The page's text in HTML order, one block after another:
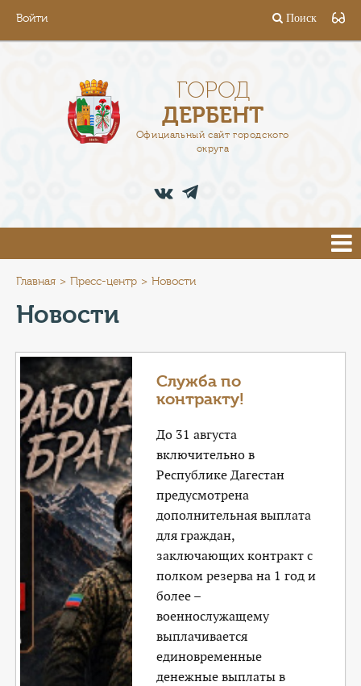
Войти Поиск
ГОРОД
ДЕРБЕНТ
Официальный сайт городского
округа
АДМИНИСТРАЦИЯ
ПРЕСС-ЦЕНТР
ТУРИСТАМ
КОНТАКТЫ
ТАРИФЫ
ГЕРОИ Z
КАТАЛОГ УСЛУГ
СЛУЖБА ПО КОНТРАКТУ
Главная Пресс-центр Новости
Новости
Служба по
контракту!
До 31 августа
включительно в
Республике Дагестан
предусмотрена
дополнительная выплата
для граждан,
заключающих контракт с
полком резерва на 1 год и
более –
военнослужащему
выплачивается
единовременные
денежные выплаты в